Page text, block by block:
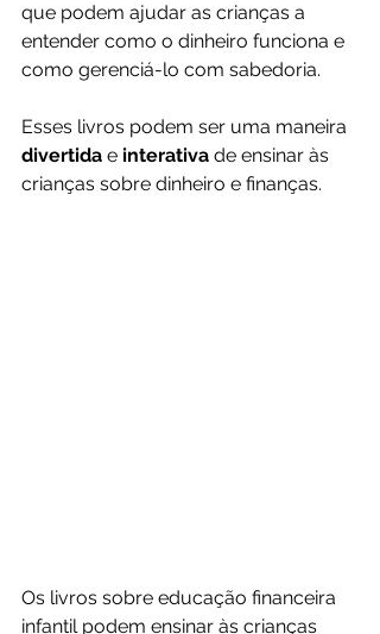
que podem ajudar as crianças a
entender como o dinheiro funciona e
como gerenciá-lo com sabedoria.
Esses livros podem ser uma maneira
divertida e interativa de ensinar às
crianças sobre dinheiro e finanças.
Os livros sobre educação financeira
infantil podem ensinar às crianças